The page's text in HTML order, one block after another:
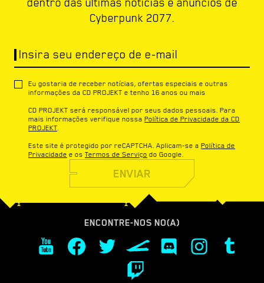
Cyberpunk 2077.
Insira seu endereço de e-mail
Eu gostaria de receber notícias, ofertas especiais e outras
informações da CD PROJEKT e tenho 16 anos ou mais
CD PROJEKT será responsável por seus dados pessoais. Para
mais informações verifique nossa Política de Privacidade da CD
PROJEKT.
Este site é protegido por reCAPTCHA. Aplicam-se a Política de
Privacidade e os Termos de Serviço do Google.
ENVIAR
ENCONTRE-NOS NO(A)